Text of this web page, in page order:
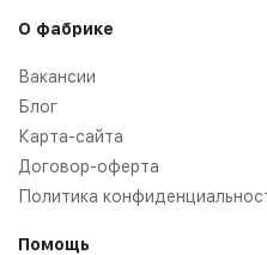
О фабрике
Вакансии
Блог
Карта-сайта
Договор-оферта
Политика
Помощь